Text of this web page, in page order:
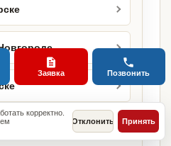
корректно.
Отклонить Принять
Заявка Позвонить